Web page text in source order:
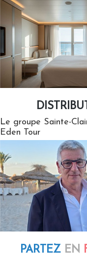
Le groupe Sainte-
Eden Tour
PARTEZ EN